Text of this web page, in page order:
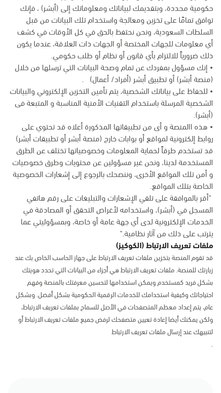
حكومية محددة، وبتقديمك لبياناتك ومعلوماتك إلى (أبشر) ، فإنك
توافق تمامًا على تخزين ومعالجة واستخدام تلك البيانات من قبل
السلطات السعودية، ونحن نحتفظ بالحق في كل الأوقات في كشف
أي معلومات للجهات المختصة أو الجهات ذات العلاقة، عندما يكون
ذلك ضرورياً للالتزام بأي قانون أو نظام أو طلب حكومي.
• إنك مسؤول بمفردك عن تمام وصحة البيانات التي ترسلها من خلال
(منصة أبشر) أو تطبيق أبشر (أفراد/ أعمال) .
• للحفاظ على بياناتك الشخصية، يتم تأمين التخزين الإلكتروني والبيانات
الشخصية المرسلة باستخدام التقنيات الأمنية المناسبة و المتبعة فى
(أبشر).
• هذه االمنصة و أى من تطبيقاتها المذكورة أعلاه قد تحتوي على
روابط إلكترونية لمواقع أو بوابات خارج (منصة أبشر أو تطبيقات أبشر)
قد تستخدم طرقاً لحماية المعلومات وخصوصياتها تختلف عن الطرق
المستخدمة لدينا، ونحن غير مسؤولين عن محتويات وطرق خصوصيات
و أمن تلك المواقع الأخرى، وننصحك بالرجوع إلى إشعارات الخصوصية
الخاصة بتلك المواقع.
"أقر بالموافقة على تلقي الإشعارات والتبليغات على رقم هاتفي
المسجل في (أبشر)، واستخدامه لأغراض التحقق أو المصادقة في
الخدمات الإلكترونية لدى أي جهة عامة أو خاصة، وبمسؤوليتي عما
يترتب على ذلك من آثار نظامية."
ملفات تعريف الارتباط (الكوكيز)
قد تقوم المنصة بتخزين ملفات تعريف الارتباط على جهاز الحاسب الخاص بك عند
زيارتك للمنصة. ملفات تعريف الارتباط هي أجزاء من البيانات التي تحدد هويتك
بشكل فريد كمستخدم ويمكن استخدامها لتحسين معرفتك بالمنصة وفهم
احتياجاتك وكيفية استخدامك للخدمات الرقمية الحكومية بشكل أفضل. وبشكل
عام، يتم إعداد معظم المتصفحات في الأصل للسماح بملفات تعريف الارتباط،
ولكن يمكنك أيضا إعادة تعيين متصفحك لرفض جميع ملفات تعريف الارتباط أو
لتنبيهك عند إرسال ملفات تعريف الارتباط
.